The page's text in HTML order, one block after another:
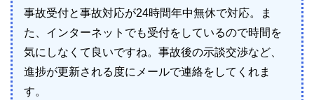
事故受付と事故対応が24時間年中無休で対応。ま
た、インターネットでも受付をしているので時間を
気にしなくて良いですね。事故後の示談交渉など、
進捗が更新される度にメールで連絡をしてくれま
す。